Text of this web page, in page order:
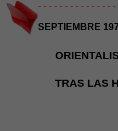
- - - - - - - - - - - - - -
SEPTIEMBRE
TRAS LAS